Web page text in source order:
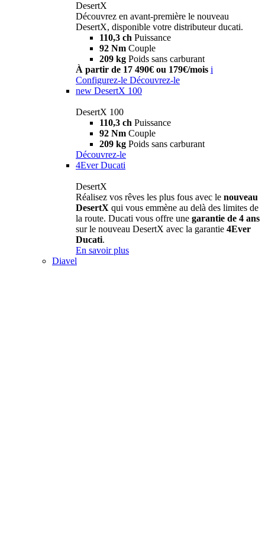
DesertX
Découvrez en avant-première le nouveau
DesertX, disponible votre distributeur ducati.
110,3 ch Puissance
92 Nm Couple
209 kg Poids sans carburant
À partir de 17 490€ ou 179€/mois i
Configurez-le Découvrez-le
new DesertX 100
DesertX 100
110,3 ch Puissance
92 Nm Couple
209 kg Poids sans carburant
Découvrez-le
4Ever Ducati
DesertX
Réalisez vos rêves les plus fous avec le nouveau
DesertX qui vous emmène au delà des limites de
la route. Ducati vous offre une garantie de 4 ans
sur le nouveau DesertX avec la garantie 4Ever
Ducati.
En savoir plus
Diavel